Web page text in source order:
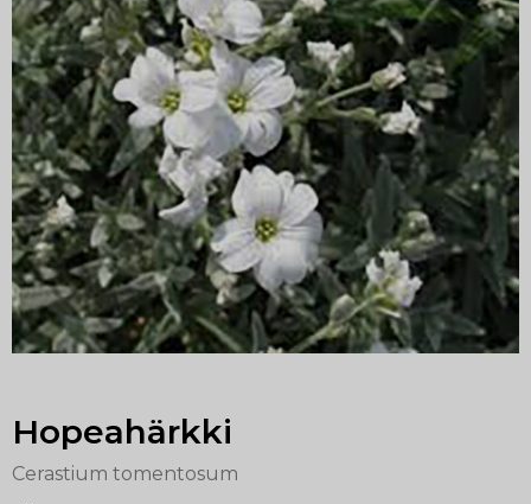
Hopeahärkki
Cerastium tomentosum